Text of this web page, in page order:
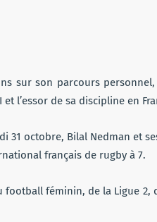
sur son parcours personnel,
l’essor de sa discipline en
football féminin, de la Ligue 2,